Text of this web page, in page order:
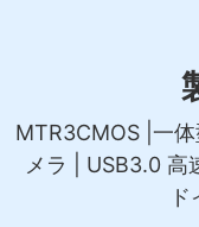
MTR3CMOS |一
メラ | USB3.0 高